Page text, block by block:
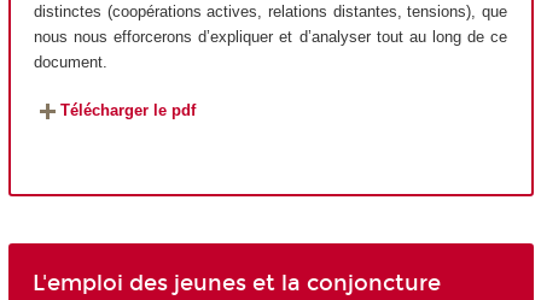
distinctes (coopérations actives, relations distantes, tensions), que
nous nous efforcerons d’expliquer et d’analyser tout au long de ce
document.
Télécharger le pdf
L'emploi des jeunes et la conjoncture